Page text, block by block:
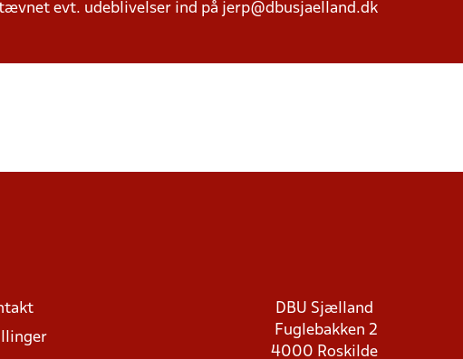
evt. udeblivelser ind på jerp@dbusjaelland.dk
DBU Sjælland
Fuglebakken 2
4000 Roskilde